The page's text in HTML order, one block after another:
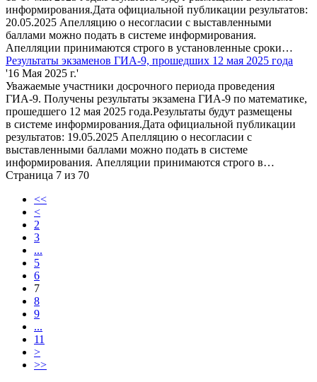
информирования.Дата официальной публикации результатов:
20.05.2025 Апелляцию о несогласии с выставленными
баллами можно подать в системе информирования.
Апелляции принимаются строго в установленные сроки…
Результаты экзаменов ГИА-9, прошедших 12 мая 2025 года
'16 Мая 2025 г.'
Уважаемые участники досрочного периода проведения
ГИА-9. Получены результаты экзамена ГИА-9 по математике,
прошедшего 12 мая 2025 года.Результаты будут размещены
в системе информирования.Дата официальной публикации
результатов: 19.05.2025 Апелляцию о несогласии с
выставленными баллами можно подать в системе
информирования. Апелляции принимаются строго в…
Страница 7 из 70
<<
<
2
3
...
5
6
7
8
9
...
11
>
>>